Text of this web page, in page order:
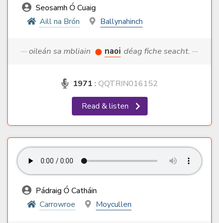
Seosamh Ó Cuaig
Aill na Brón
Ballynahinch
··· oileán sa mbliain naoi déag fiche seacht. ···
1971 : QQTRIN016152
Read & listen
Pádraig Ó Catháin
Carrowroe
Moycullen